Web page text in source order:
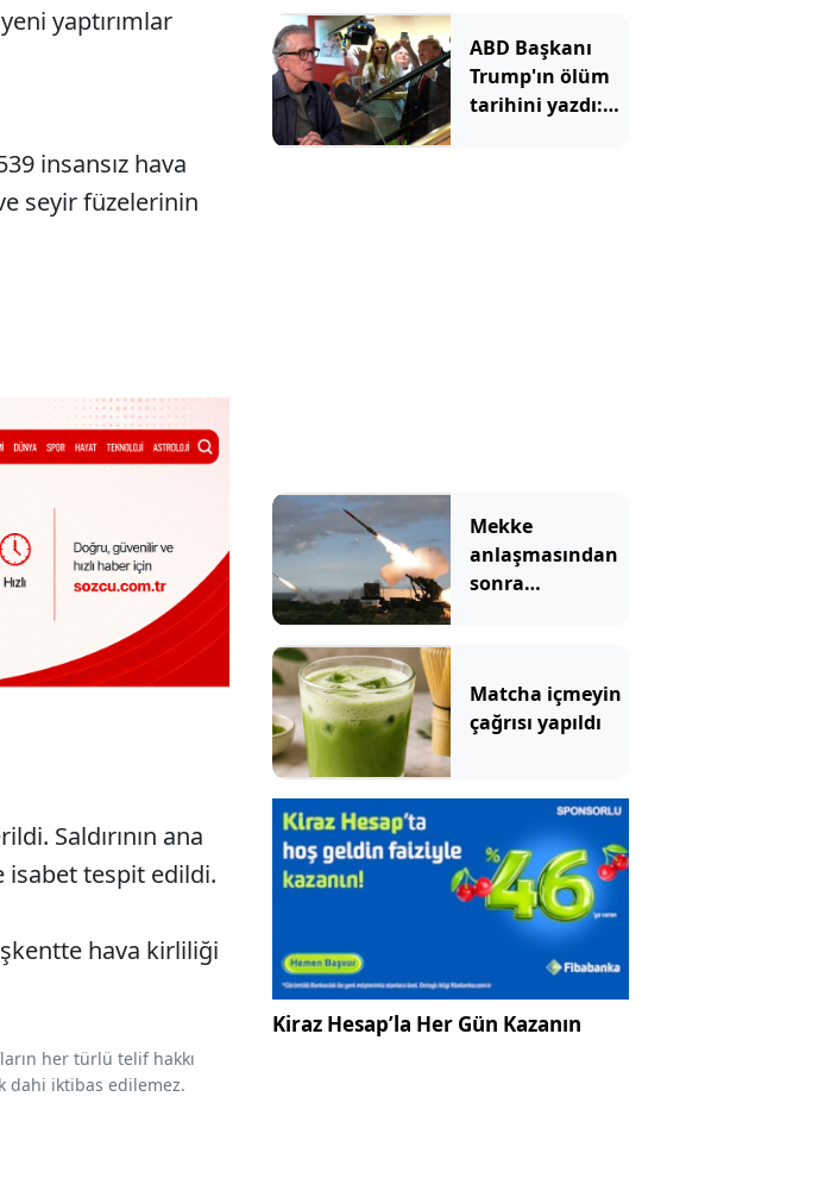
yaptırımlar
insansız hava
seyir füzelerinin
Saldırının ana
isabet tespit edildi.
hava kirliliği
her türlü telif hakkı
dahi iktibas edilemez.
bağlanacak
ABD Başkanı
Trump'ın ölüm
tarihini yazdı:
Mekke
anlaşmasından
sonra
Matcha içmeyin
çağrısı yapıldı
Kiraz Hesap’la Her Gün Kazanın